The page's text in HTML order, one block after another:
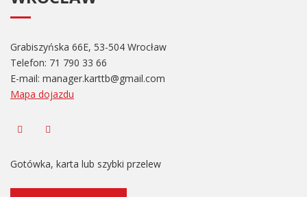
Grabiszyńska 66E, 53-504 Wrocław
Telefon: 71 790 33 66
E-mail: manager.karttb@gmail.com
Mapa dojazdu
Gotówka, karta lub szybki przelew